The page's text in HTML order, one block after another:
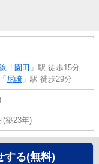
「 園田 」駅 徒歩15分
「 尼崎 」駅 徒歩29分
(築23年)
する(無料)